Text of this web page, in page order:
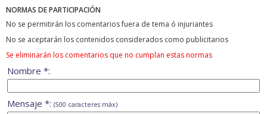
NORMAS DE PARTICIPACIÓN
No se permitirán los comentarios fuera de tema ó injuriantes
No se aceptarán los contenidos considerados como publicitarios
Se eliminarán los comentarios que no cumplan estas normas
Nombre *:
Mensaje *: (500 caracteres máx)